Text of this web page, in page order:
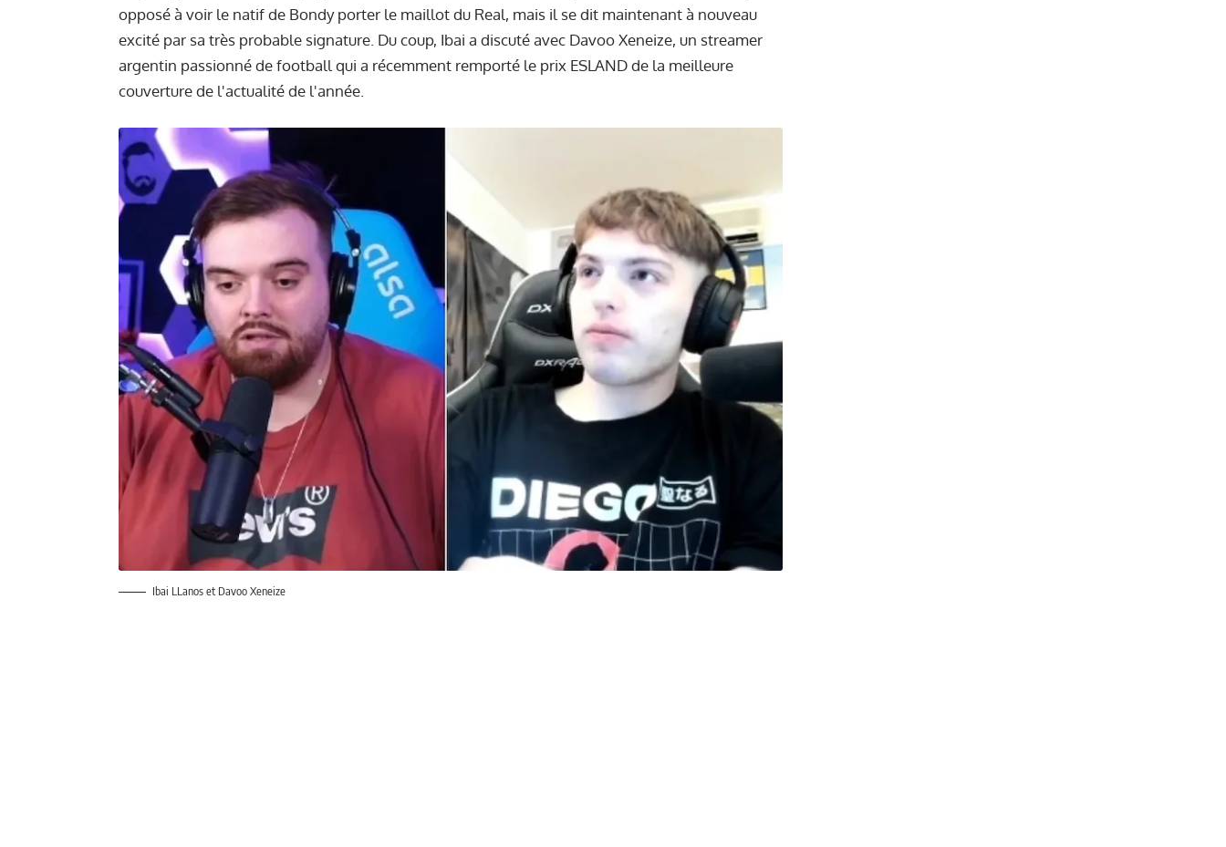
opposé à voir le natif de Bondy porter le maillot du Real, mais il se dit maintenant à nouveau
excité par sa très probable signature. Du coup, Ibai a discuté avec Davoo Xeneize, un streamer
argentin passionné de football qui a récemment remporté le prix ESLAND de la meilleure
couverture de l'actualité de l'année.
Ibai LLanos et Davoo Xeneize